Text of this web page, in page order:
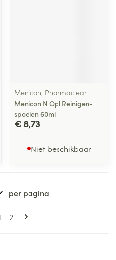
Menicon, Pharmaclean
Menicon N Opl Reinigen-
spoelen 60ml
€ 8,73
Niet beschikbaar
Pagina's
lees momenteel pagina
Pagina
2
per pagina